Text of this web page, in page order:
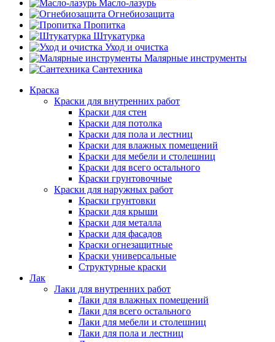
Масло-лазурь
Огнебиозащита
Пропитка
Штукатурка
Уход и очистка
Малярные инструменты
Сантехника
Краска
Краски для внутренних работ
Краски для стен
Краски для потолка
Краски для пола и лестниц
Краски для влажных помещений
Краски для мебели и столешниц
Краски для всего остального
Краски грунтовочные
Краски для наружных работ
Краски грунтовки
Краски для крыши
Краски для металла
Краски для фасадов
Краски огнезащитные
Краски универсальные
Структурные краски
Лак
Лаки для внутренних работ
Лаки для влажных помещений
Лаки для всего остального
Лаки для мебели и столешниц
Лаки для пола и лестниц